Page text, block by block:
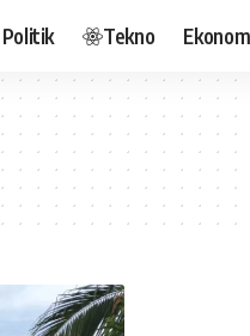
Politik Tekno